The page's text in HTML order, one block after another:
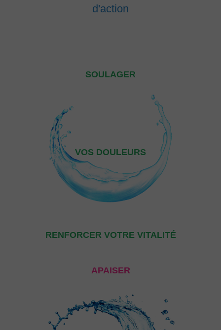
d'action
SOULAGER
VOS DOULEURS
RENFORCER VOTRE VITALITÉ
APAISER